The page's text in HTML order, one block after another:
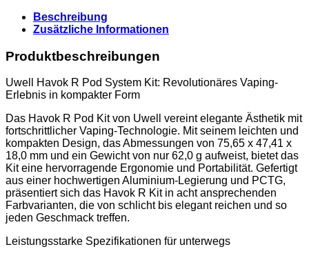
Beschreibung
Zusätzliche Informationen
Produktbeschreibungen
Uwell Havok R Pod System Kit: Revolutionäres Vaping-
Erlebnis in kompakter Form
Das Havok R Pod Kit von Uwell vereint elegante Ästhetik mit
fortschrittlicher Vaping-Technologie. Mit seinem leichten und
kompakten Design, das Abmessungen von 75,65 x 47,41 x
18,0 mm und ein Gewicht von nur 62,0 g aufweist, bietet das
Kit eine hervorragende Ergonomie und Portabilität. Gefertigt
aus einer hochwertigen Aluminium-Legierung und PCTG,
präsentiert sich das Havok R Kit in acht ansprechenden
Farbvarianten, die von schlicht bis elegant reichen und so
jeden Geschmack treffen.
Leistungsstarke Spezifikationen für unterwegs